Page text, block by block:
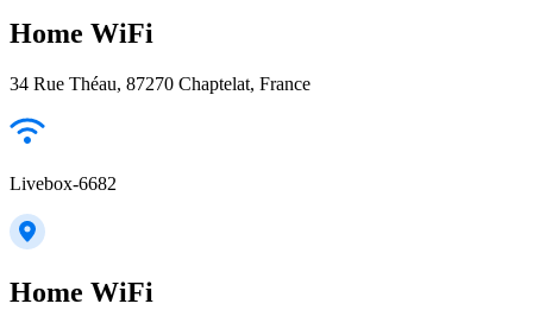
Home WiFi
34 Rue Théau, 87270 Chaptelat, France
Livebox-6682
Home WiFi